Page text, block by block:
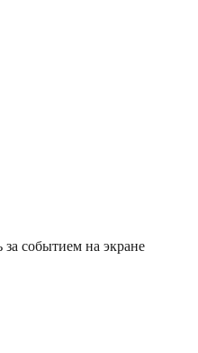
событием на экране